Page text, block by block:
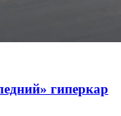
гиперкар